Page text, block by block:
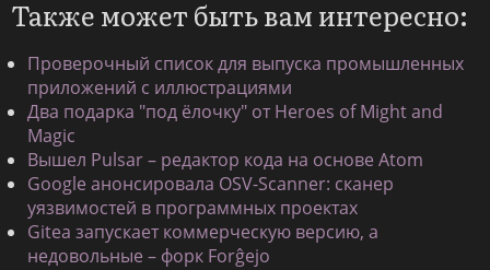
Также может быть вам интересно:
Проверочный список для выпуска промышленных
приложений с иллюстрациями
Два подарка "под ёлочку" от Heroes of Might and
Magic
Вышел Pulsar – редактор кода на основе Atom
Google анонсировала OSV-Scanner: сканер
уязвимостей в программных проектах
Gitea запускает коммерческую версию, а
недовольные – форк Forĝejo